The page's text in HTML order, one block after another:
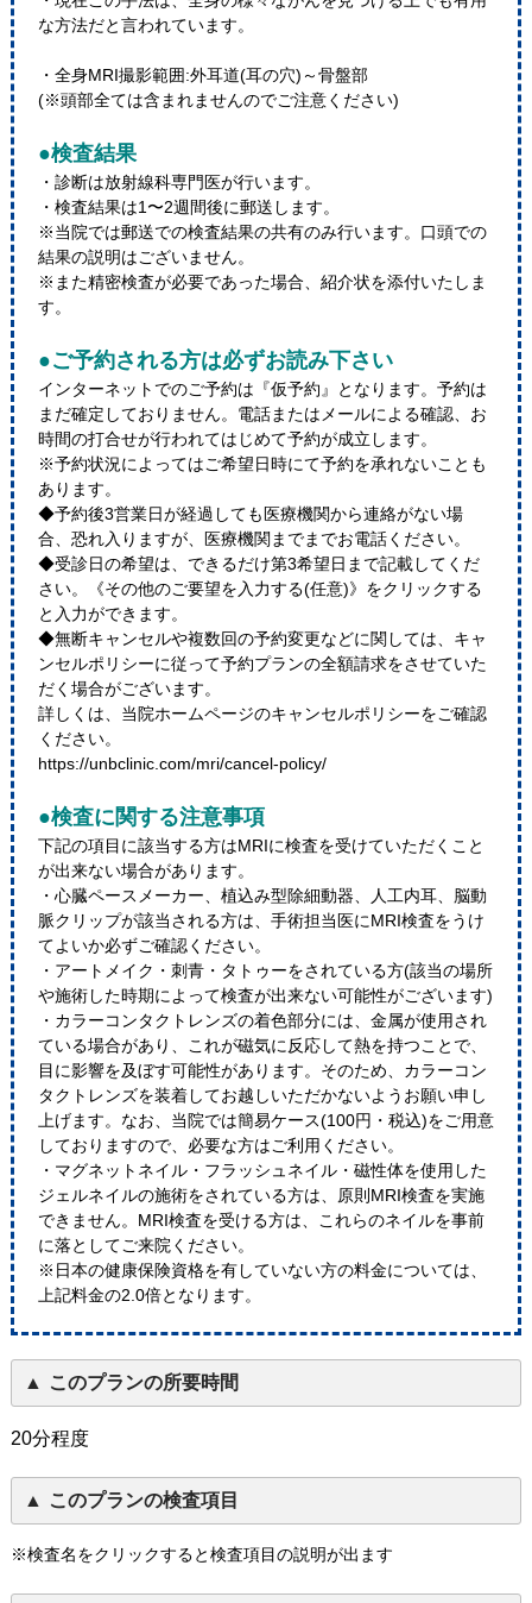
な方法だと言われています。
・全身MRI撮影範囲:外耳道(耳の穴)～骨盤部
(※頭部全ては含まれませんのでご注意ください)
●検査結果
・診断は放射線科専門医が行います。
・検査結果は1〜2週間後に郵送します。
※当院では郵送での検査結果の共有のみ行います。口頭での
結果の説明はございません。
※また精密検査が必要であった場合、紹介状を添付いたしま
す。
●ご予約される方は必ずお読み下さい
インターネットでのご予約は『仮予約』となります。予約は
まだ確定しておりません。電話またはメールによる確認、お
時間の打合せが行われてはじめて予約が成立します。
※予約状況によってはご希望日時にて予約を承れないことも
あります。
◆予約後3営業日が経過しても医療機関から連絡がない場
合、恐れ入りますが、医療機関までまでお電話ください。
◆受診日の希望は、できるだけ第3希望日まで記載してくだ
さい。《その他のご要望を入力する(任意)》をクリックする
と入力ができます。
◆無断キャンセルや複数回の予約変更などに関しては、キャ
ンセルポリシーに従って予約プランの全額請求をさせていた
だく場合がございます。
詳しくは、当院ホームページのキャンセルポリシーをご確認
ください。
https://unbclinic.com/mri/cancel-policy/
●検査に関する注意事項
下記の項目に該当する方はMRIに検査を受けていただくこと
が出来ない場合があります。
・心臓ペースメーカー、植込み型除細動器、人工内耳、脳動
脈クリップが該当される方は、手術担当医にMRI検査をうけ
てよいか必ずご確認ください。
・アートメイク・刺青・タトゥーをされている方(該当の場所
や施術した時期によって検査が出来ない可能性がございます)
・カラーコンタクトレンズの着色部分には、金属が使用され
ている場合があり、これが磁気に反応して熱を持つことで、
目に影響を及ぼす可能性があります。そのため、カラーコン
タクトレンズを装着してお越しいただかないようお願い申し
上げます。なお、当院では簡易ケース(100円・税込)をご用意
しておりますので、必要な方はご利用ください。
・マグネットネイル・フラッシュネイル・磁性体を使用した
ジェルネイルの施術をされている方は、原則MRI検査を実施
できません。MRI検査を受ける方は、これらのネイルを事前
に落としてご来院ください。
※日本の健康保険資格を有していない方の料金については、
上記料金の2.0倍となります。
このプランの所要時間
20分程度
このプランの検査項目
※検査名をクリックすると検査項目の説明が出ます